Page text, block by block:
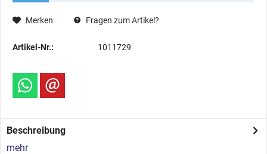
Merken Fragen zum Artikel?
Artikel-Nr.: 1011729
Beschreibung
mehr